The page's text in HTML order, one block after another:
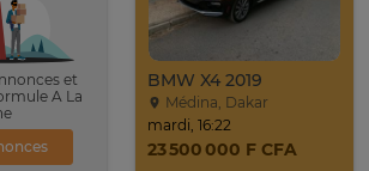
et
A La
BMW X4 2019
Médina, Dakar
mardi, 16:22
23 500 000 F CFA